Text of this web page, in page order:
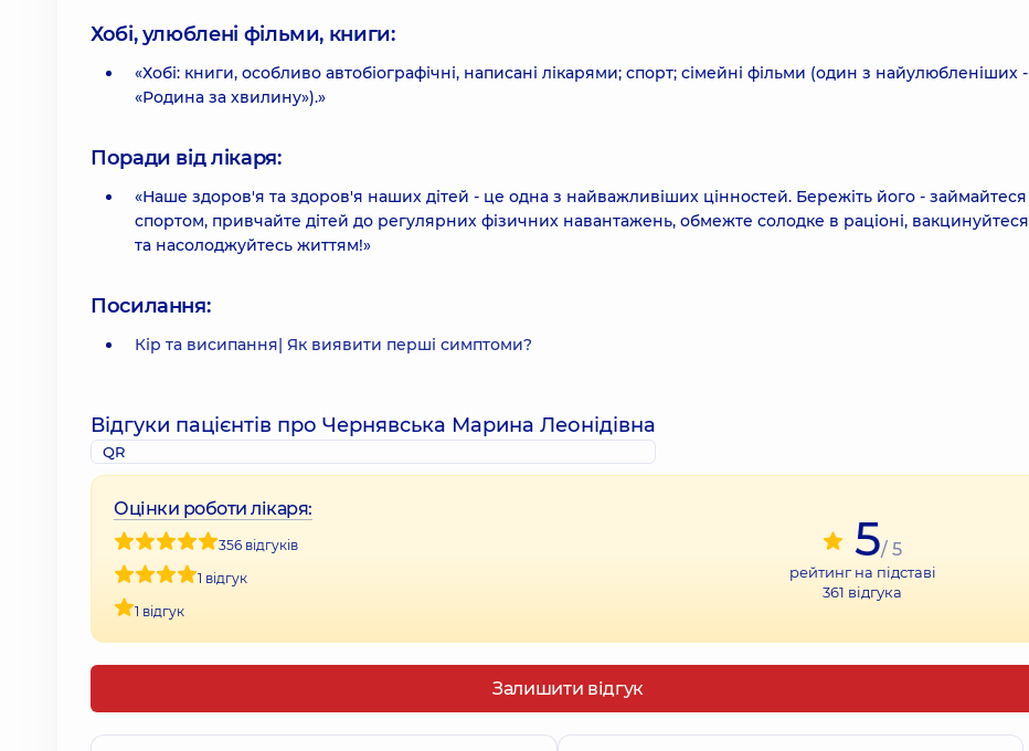
Хобі, улюблені фільми, книги:
«Хобі: книги, особливо автобіографічні, написані лікарями; спорт; сімейні фільми (один з найулюбленіших -
«Родина за хвилину»).»
Поради від лікаря:
«Наше здоров'я та здоров'я наших дітей - це одна з найважливіших цінностей. Бережіть його - займайтеся
спортом, привчайте дітей до регулярних фізичних навантажень, обмежте солодке в раціоні, вакцинуйтеся
та насолоджуйтесь життям!»
Посилання:
Кір та висипання| Як виявити перші симптоми?
Відгуки пацієнтів про Чернявська Марина Леонідівна
QR
Оцінки роботи лікаря:
356 відгуків
1 відгук
1 відгук
5/ 5
рейтинг на підставі
361 відгука
Залишити відгук